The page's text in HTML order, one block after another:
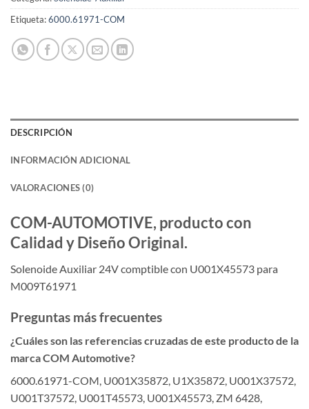
Etiqueta:6000.61971-COM
DESCRIPCIÓN
INFORMACIÓN ADICIONAL
VALORACIONES (0)
COM-AUTOMOTIVE, producto con
Calidad y Diseño Original.
Solenoide Auxiliar 24V comptible con U001X45573 para
M009T61971
Preguntas más frecuentes
¿Cuáles son las referencias cruzadas de este producto de la
marca COM Automotive?
6000.61971-COM, U001X35872, U1X35872, U001X37572,
U001T37572, U001T45573, U001X45573, ZM 6428,